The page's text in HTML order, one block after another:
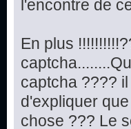
l'encontre de
En plus
captcha ????
d'expliquer
chose ??? Le